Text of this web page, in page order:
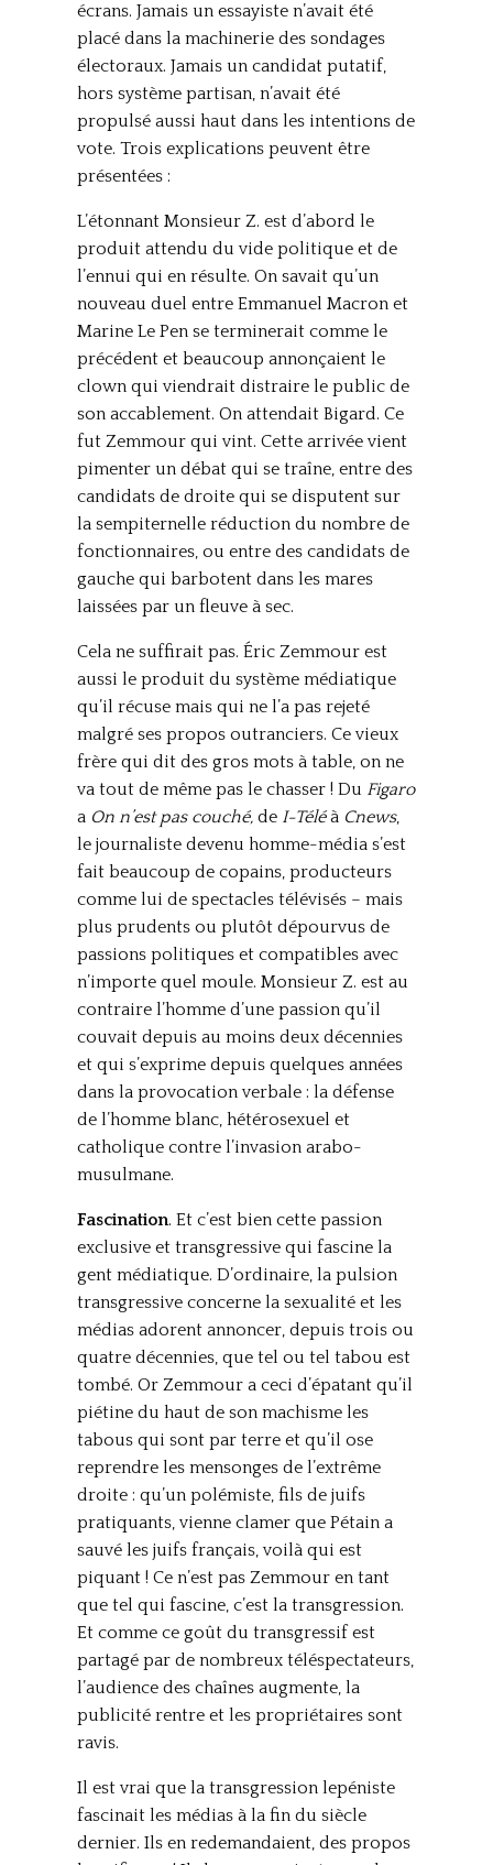
écrans. Jamais un essayiste n’avait été
placé dans la machinerie des sondages
électoraux. Jamais un candidat putatif,
hors système partisan, n’avait été
propulsé aussi haut dans les intentions de
vote. Trois explications peuvent être
présentées :
L’étonnant Monsieur Z. est d’abord le
produit attendu du vide politique et de
l’ennui qui en résulte. On savait qu’un
nouveau duel entre Emmanuel Macron et
Marine Le Pen se terminerait comme le
précédent et beaucoup annonçaient le
clown qui viendrait distraire le public de
son accablement. On attendait Bigard. Ce
fut Zemmour qui vint. Cette arrivée vient
pimenter un débat qui se traîne, entre des
candidats de droite qui se disputent sur
la sempiternelle réduction du nombre de
fonctionnaires, ou entre des candidats de
gauche qui barbotent dans les mares
laissées par un fleuve à sec.
Cela ne suffirait pas. Éric Zemmour est
aussi le produit du système médiatique
qu’il récuse mais qui ne l’a pas rejeté
malgré ses propos outranciers. Ce vieux
frère qui dit des gros mots à table, on ne
va tout de même pas le chasser ! Du Figaro
a On n’est pas couché, deI-Téléà Cnews,
le journaliste devenu homme-média s’est
fait beaucoup de copains, producteurs
comme lui de spectacles télévisés – mais
plus prudents ou plutôt dépourvus de
passions politiques et compatibles avec
n’importe quel moule. Monsieur Z. est au
contraire l’homme d’une passion qu’il
couvait depuis au moins deux décennies
et qui s’exprime depuis quelques années
dans la provocation verbale : la défense
de l’homme blanc, hétérosexuel et
catholique contre l’invasion arabo-
musulmane.
Fascination. Et c’est bien cette passion
exclusive et transgressive qui fascine la
gent médiatique. D’ordinaire, la pulsion
transgressive concerne la sexualité et les
médias adorent annoncer, depuis trois ou
quatre décennies, que tel ou tel tabou est
tombé. Or Zemmour a ceci d’épatant qu’il
piétine du haut de son machisme les
tabous qui sont par terre et qu’il ose
reprendre les mensonges de l’extrême
droite : qu’un polémiste, fils de juifs
pratiquants, vienne clamer que Pétain a
sauvé les juifs français, voilà qui est
piquant ! Ce n’est pas Zemmour en tant
que tel qui fascine, c’est la transgression.
Et comme ce goût du transgressif est
partagé par de nombreux téléspectateurs,
l’audience des chaînes augmente, la
publicité rentre et les propriétaires sont
ravis.
Il est vrai que la transgression lepéniste
fascinait les médias à la fin du siècle
dernier. Ils en redemandaient, des propos